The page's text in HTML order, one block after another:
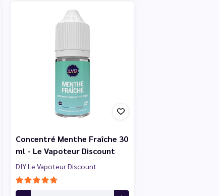
Concentré Menthe Fraîche 30
ml - Le Vapoteur Discount
DIY Le Vapoteur Discount